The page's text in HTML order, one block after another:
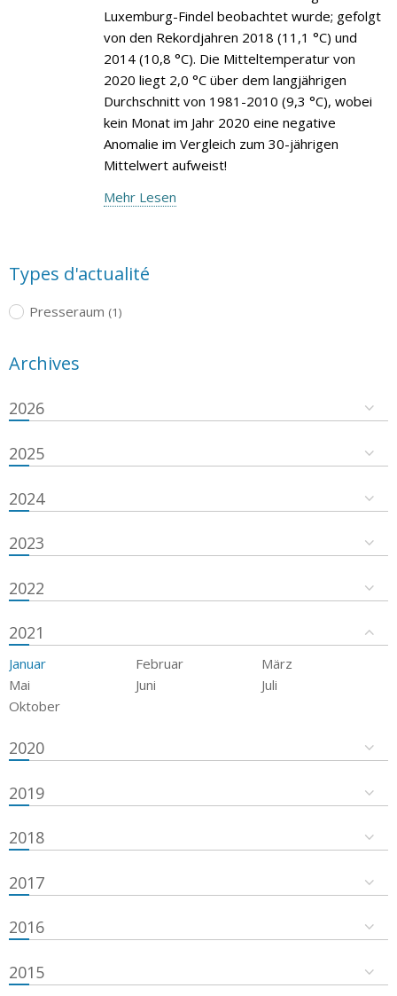
Luxemburg-Findel beobachtet wurde; gefolgt
von den Rekordjahren 2018 (11,1 °C) und
2014 (10,8 °C). Die Mitteltemperatur von
2020 liegt 2,0 °C über dem langjährigen
Durchschnitt von 1981-2010 (9,3 °C), wobei
kein Monat im Jahr 2020 eine negative
Anomalie im Vergleich zum 30-jährigen
Mittelwert aufweist!
Mehr Lesen
Types d'actualité
Presseraum (1)
Archives
2026
2025
2024
2023
2022
2021
Januar Februar
März
Mai
Juni
Juli
Oktober
2020
2019
2018
2017
2016
2015